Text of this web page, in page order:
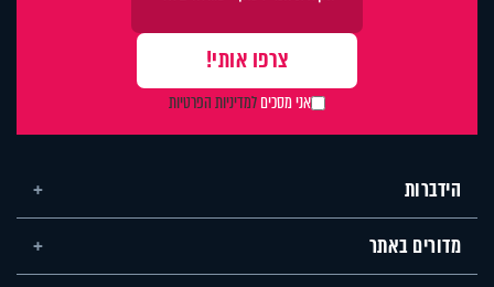
אני מסכיםלמדיניות הפרטיות
הידברות
מדורים באתר